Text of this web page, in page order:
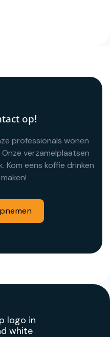
op!
professionals wonen
verzamelplaatsen
Kom eens koffie drinken